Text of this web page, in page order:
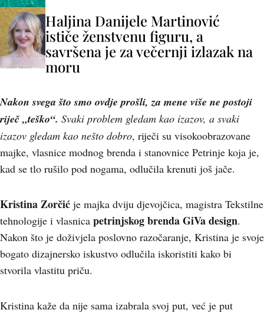
Haljina Danijele Martinović
ističe ženstvenu figuru, a
savršena je za večernji izlazak na
moru
Nakon svega što smo ovdje prošli, za mene više ne postoji
riječ „teško“. Svaki problem gledam kao izazov, a svaki
izazov gledam kao nešto dobro, riječi su visokoobrazovane
majke, vlasnice modnog brenda i stanovnice Petrinje koja je,
kad se tlo rušilo pod nogama, odlučila krenuti još jače.
Kristina Zorčić je majka dviju djevojčica, magistra Tekstilne
tehnologije i vlasnica petrinjskog brenda GiVa design.
Nakon što je doživjela poslovno razočaranje, Kristina je svoje
bogato dizajnersko iskustvo odlučila iskoristiti kako bi
stvorila vlastitu priču.
Kristina kaže da nije sama izabrala svoj put, već je put